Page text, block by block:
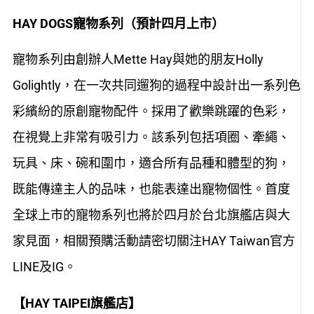
HAY DOGS寵物系列（預計四月上市）
寵物系列由創辦人Mette Hay與她的朋友Holly
Golightly，在一次共同遛狗的過程中設計出一系列色
彩繽紛的原創寵物配件。採用了歡樂跳躍的色彩，
在視覺上非常有吸引力。該系列包括項圈、牽繩、
玩具、床、碗和圍巾，適合所有品種和體型的狗，
既能傳達主人的品味，也能表達出寵物個性。首度
全球上市的寵物系列也將於四月於台北旗艦店與大
家見面，相關預購活動請密切關注HAY Taiwan官方
LINE及IG。
【HAY TAIPEI旗艦店】